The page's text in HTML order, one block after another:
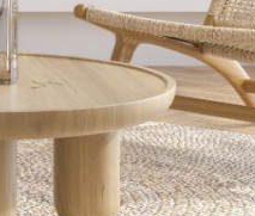
posiada wymiary: